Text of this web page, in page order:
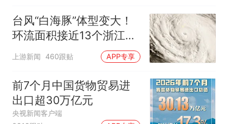
台风“白海豚”体型变大！
环流面积接近13个浙江那
么大
上游新闻 460跟贴 APP专享
前7个月中国货物贸易进
出口超30万亿元
央视新闻客户端